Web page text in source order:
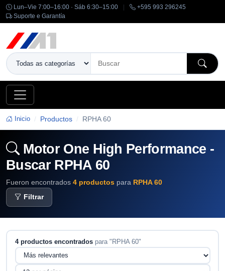
Lun–Vie 7:00–16:00 · Sáb 6:30–15:00
+595 993 296245
Suporte e Garantía
Inicio Productos RPHA 60
Motor One High Performance -
Buscar RPHA 60
Fueron encontrados 4 productos para RPHA 60
Filtrar
4 productos encontradospara "RPHA 60"